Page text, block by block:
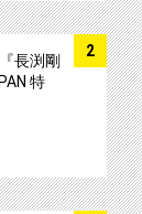
2
長渕剛
特